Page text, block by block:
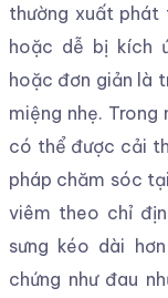
thường xuất phát
hoặc dễ bị kích
hoặc đơn giản là
miệng nhẹ.
có thể được cải
pháp chăm sóc
viêm theo chỉ
sưng kéo dài
chứng như đau